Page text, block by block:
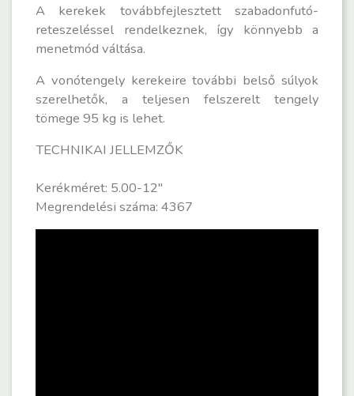
A kerekek továbbfejlesztett szabadonfutó-
reteszeléssel rendelkeznek, így könnyebb a
menetmód váltása.
A vonótengely kerekeire további belső súlyok
szerelhetők, a teljesen felszerelt tengely
tömege 95 kg is lehet.
TECHNIKAI JELLEMZŐK
Kerékméret: 5.00-12"
Megrendelési száma: 4367